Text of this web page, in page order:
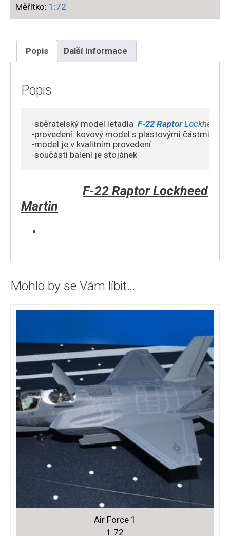
Raptor
001'
množství
Měřítko: 1:72
Popis Další informace
Popis
-sběratelský model letadla F-22 Raptor Lockheed
-provedení: kovový model s plastovými částmi
-model je v kvalitním provedení
F-22 Raptor Lockheed
Martin
Mohlo by se Vám líbit…
Air Force 1
1:72